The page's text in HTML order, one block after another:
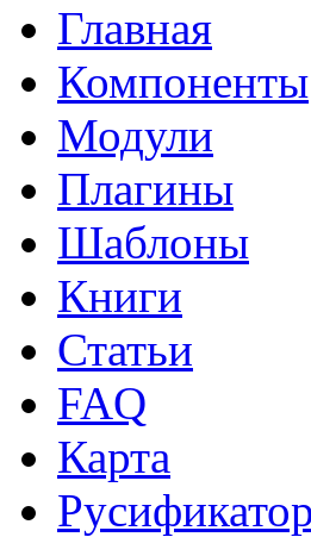
Главная
Компоненты
Модули
Плагины
Шаблоны
Книги
Статьи
FAQ
Карта